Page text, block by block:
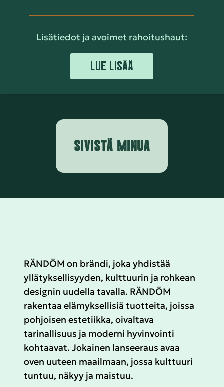
Lisätiedot ja avoimet rahoitushaut:
LUE LISÄÄ
SIVISTÄ MINUA
RÄNDÖM on brändi, joka yhdistää
yllätyksellisyyden, kulttuurin ja rohkean
designin uudella tavalla. RÄNDÖM
rakentaa elämyksellisiä tuotteita, joissa
pohjoisen estetiikka, oivaltava
tarinallisuus ja moderni hyvinvointi
kohtaavat. Jokainen lanseeraus avaa
oven uuteen maailmaan, jossa kulttuuri
tuntuu, näkyy ja maistuu.